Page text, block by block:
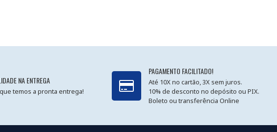
NA ENTREGA
temos a pronta entrega!
PAGAMENTO FACILITADO!
Até 10X no cartão, 3X sem juros.
10% de desconto no depósito ou PIX.
Boleto ou transferência Online